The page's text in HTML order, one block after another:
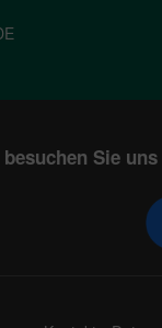
besuchen Sie